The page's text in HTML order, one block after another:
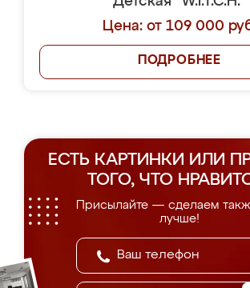
Цена: от 109 000
ПОДРОБНЕЕ
ЕСТЬ КАРТИНКИ ИЛИ
ТОГО, ЧТО
Присылайте — сделаем
лучше!